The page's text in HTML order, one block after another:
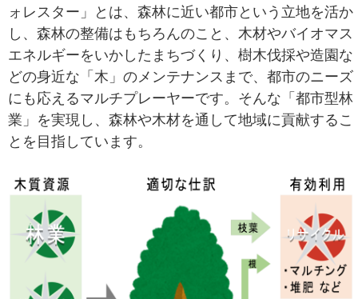
ォレスター」とは、森林に近い都市という立地を活か
し、森林の整備はもちろんのこと、木材やバイオマス
エネルギーをいかしたまちづくり、樹木伐採や造園な
どの身近な「木」のメンテナンスまで、都市のニーズ
にも応えるマルチプレーヤーです。そんな「都市型林
業」を実現し、森林や木材を通して地域に貢献するこ
とを目指しています。